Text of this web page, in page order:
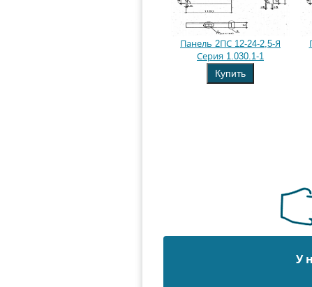
Панель 2ПС 12-24-2,5-Я
Серия 1.030.1-1
Купить
У